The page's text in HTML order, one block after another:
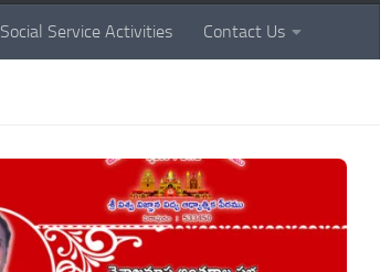
Social Service Activities Contact Us